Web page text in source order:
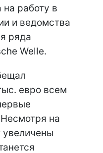
работу в
и ведомства
ряда
Welle.
евро всем
на
увеличены